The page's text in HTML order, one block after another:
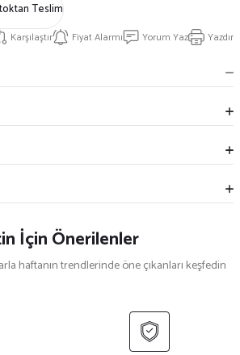
Teslim
Karşılaştır Fiyat Alarmı Yorum Yaz Yazdır
İçin Önerilenler
haftanın trendlerinde öne çıkanları keşfedin